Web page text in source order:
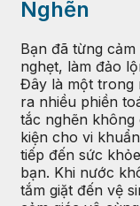
Nghẽn
Bạn đã từng
nghẹt, làm đảo
Đây là một trong
ra nhiều phiền
tắc nghẽn
kiện cho vi
tiếp đến sức
bạn. Khi nước
tắm giặt đến vệ